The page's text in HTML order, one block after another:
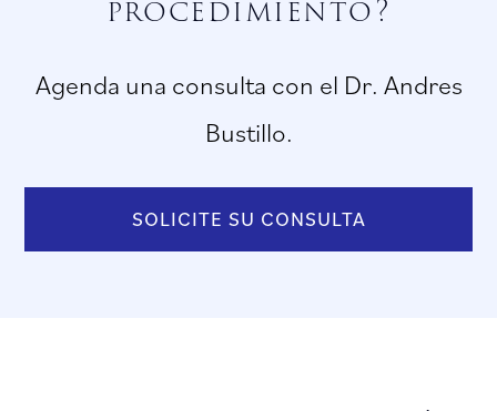
procedimiento?
Agenda una consulta con el Dr. Andres
Bustillo.
SOLICITE SU CONSULTA